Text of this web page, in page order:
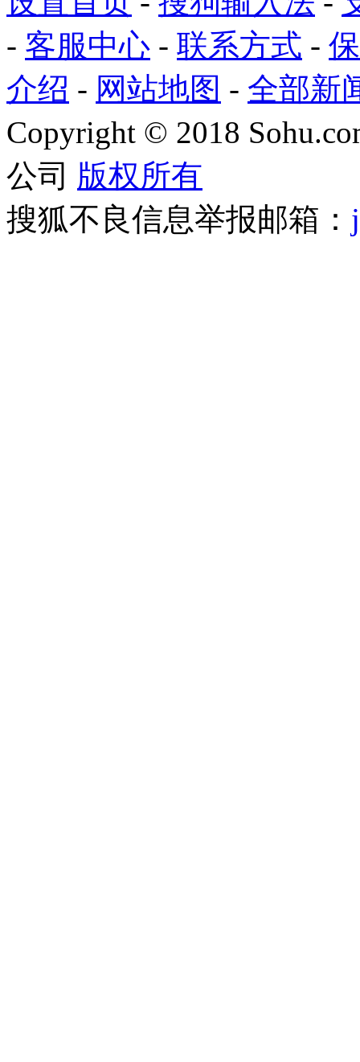
- 客服中心 - 联系方式 -
介绍 - 网站地图 - 全部新
Copyright © 2018
公司 版权所有
搜狐不良信息举报邮箱：